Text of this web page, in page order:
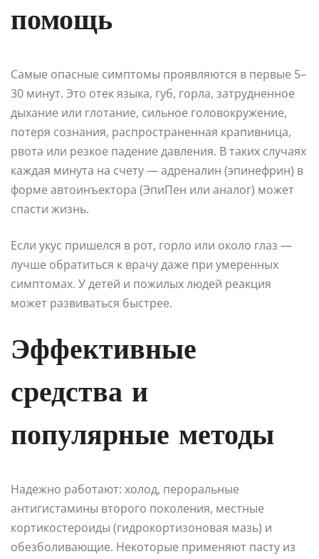
помощь
Самые опасные симптомы проявляются в первые 5–
30 минут. Это отек языка, губ, горла, затрудненное
дыхание или глотание, сильное головокружение,
потеря сознания, распространенная крапивница,
рвота или резкое падение давления. В таких случаях
каждая минута на счету — адреналин (эпинефрин) в
форме автоинъектора (ЭпиПен или аналог) может
спасти жизнь.
Если укус пришелся в рот, горло или около глаз —
лучше обратиться к врачу даже при умеренных
симптомах. У детей и пожилых людей реакция
может развиваться быстрее.
Эффективные
средства и
популярные методы
Надежно работают: холод, пероральные
антигистамины второго поколения, местные
кортикостероиды (гидрокортизоновая мазь) и
обезболивающие. Некоторые применяют пасту из